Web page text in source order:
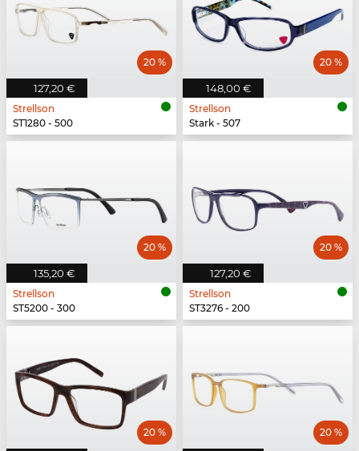
127,20 €
20 %
Strellson
ST1280 - 500
148,00 €
20 %
Strellson
Stark - 507
135,20 €
20 %
Strellson
ST5200 - 300
127,20 €
20 %
Strellson
ST3276 - 200
20 % 20 %